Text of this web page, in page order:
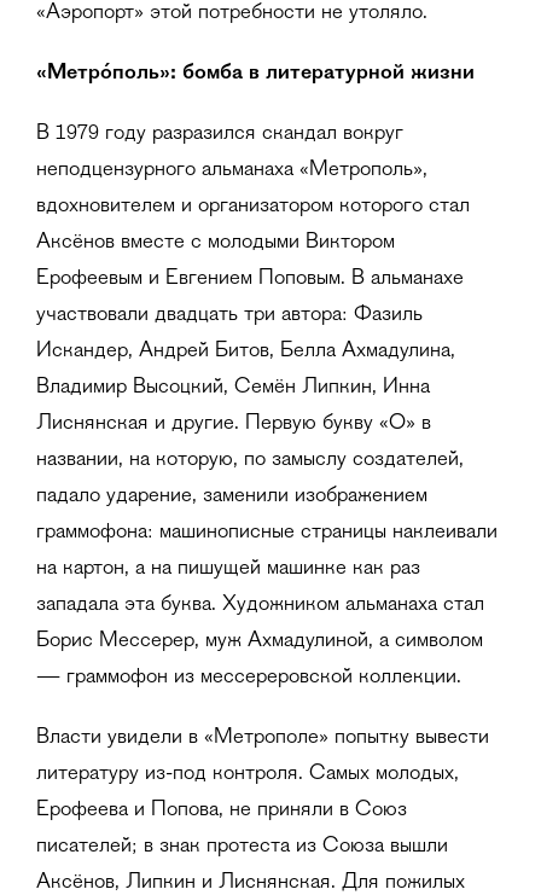
«Аэропорт» этой потребности не утоляло.
« Метрóполь»: бомба в литературной жизни
В 1979 году разразился скандал вокруг
неподцензурного альманаха «Метрополь»,
вдохновителем и организатором которого стал
Аксёнов вместе с молодыми Виктором
Ерофеевым и Евгением Поповым. В альманахе
участвовали двадцать три автора: Фазиль
Искандер, Андрей Битов, Белла Ахмадулина,
Владимир Высоцкий, Семён Липкин, Инна
Лиснянская и другие. Первую букву «О» в
названии, на которую, по замыслу создателей,
падало ударение, заменили изображением
граммофона: машинописные страницы наклеивали
на картон, а на пишущей машинке как раз
западала эта буква. Художником альманаха стал
Борис Мессерер, муж Ахмадулиной, а символом
— граммофон из мессереровской коллекции.
Власти увидели в «Метрополе» попытку вывести
литературу из-под контроля. Самых молодых,
Ерофеева и Попова, не приняли в Союз
писателей; в знак протеста из Союза вышли
Аксёнов, Липкин и Лиснянская. Для пожилых